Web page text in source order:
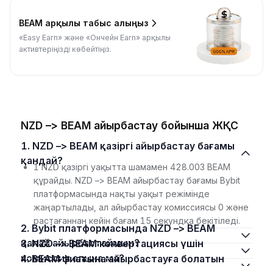
BEAM арқылы табыс алыңыз
«Easy Earn» және «Ончейн Earn» арқылы
активтеріңізді көбейтіңіз.
NZD –> BEAM айырбастау бойынша ЖҚС
1. NZD –> BEAM қазіргі айырбастау бағамы
қандай?
1 NZD қазіргі уақытта шамамен 428.003 BEAM
құрайды. NZD –> BEAM айырбастау бағамы Bybit
платформасында нақты уақыт режімінде
жаңартылады, ал айырбастау комиссиясы 0 және
растағаннан кейін бағам 15 секундқа бекітіледі.
2. Bybit платформасында NZD –> BEAM
қалай айырбастаймын?
3. NZD –> BEAM конвертациясы үшін
комиссия алына ма?
4. BEAM фиатына айырбастауға болатын